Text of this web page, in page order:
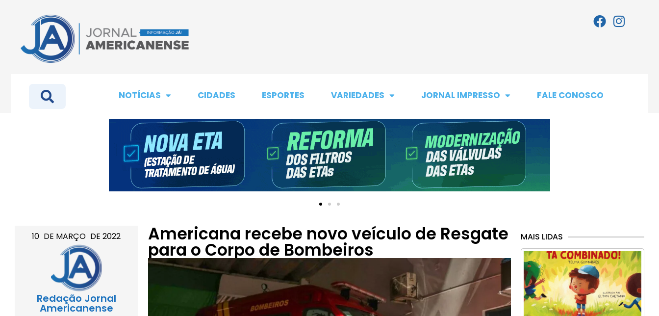
NOTÍCIAS CIDADES ESPORTES VARIEDADES JORNAL IMPRESSO FALE CONOSCO
10 DE MARÇO DE2022
Redação Jornal
Americanense
Americana recebe novo veículo de Resgate
para o Corpo de Bombeiros
MAIS LIDAS